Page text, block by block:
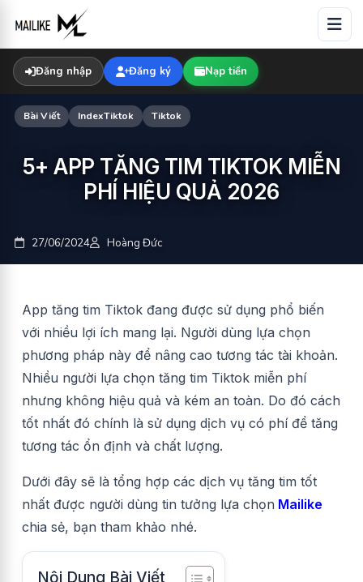
content
Đăng nhập Đăng ký Nạp tiền
Bài Viết IndexTiktok Tiktok
5+ APP TĂNG TIM TIKTOK MIỄN
PHÍ HIỆU QUẢ 2026
27/06/2024 Hoàng Đức
App tăng tim Tiktok đang được sử dụng phổ biến
với nhiều lợi ích mang lại. Người dùng lựa chọn
phương pháp này để nâng cao tương tác tài khoản.
Nhiều người lựa chọn tăng tim Tiktok miễn phí
nhưng không hiệu quả và kém an toàn. Do đó cách
tốt nhất đó chính là sử dụng dịch vụ có phí để tăng
tương tác ổn định và chất lượng.
Dưới đây sẽ là tổng hợp các dịch vụ tăng tim tốt
nhất được người dùng tin tưởng lựa chọn Mailike
chia sẻ, bạn tham khảo nhé.
Nội Dung Bài Viết